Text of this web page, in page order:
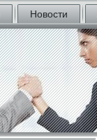
Новости